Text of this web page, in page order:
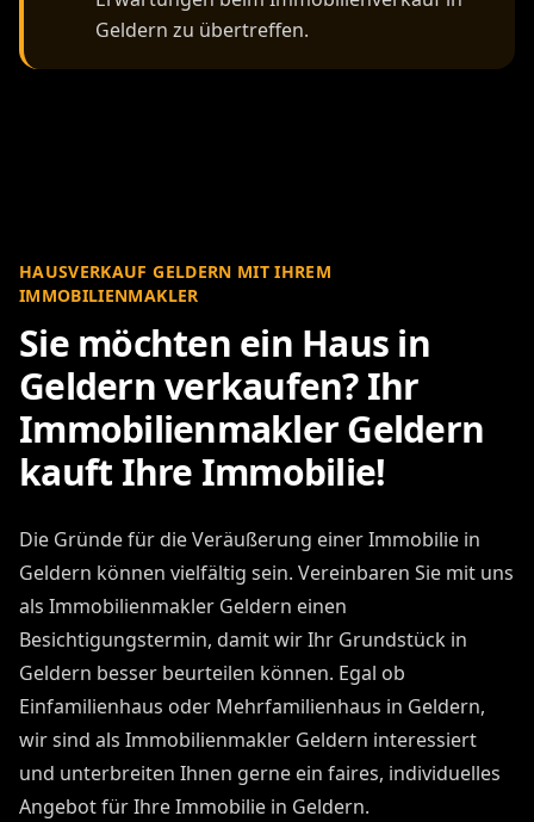
Geldern zu übertreffen.
HAUSVERKAUF GELDERN MIT IHREM
IMMOBILIENMAKLER
Sie möchten ein Haus in
Geldern verkaufen? Ihr
Immobilienmakler Geldern
kauft Ihre Immobilie!
Die Gründe für die Veräußerung einer Immobilie in
Geldern können vielfältig sein. Vereinbaren Sie mit uns
als Immobilienmakler Geldern einen
Besichtigungstermin, damit wir Ihr Grundstück in
Geldern besser beurteilen können. Egal ob
Einfamilienhaus oder Mehrfamilienhaus in Geldern,
wir sind als Immobilienmakler Geldern interessiert
und unterbreiten Ihnen gerne ein faires, individuelles
Angebot für Ihre Immobilie in Geldern.